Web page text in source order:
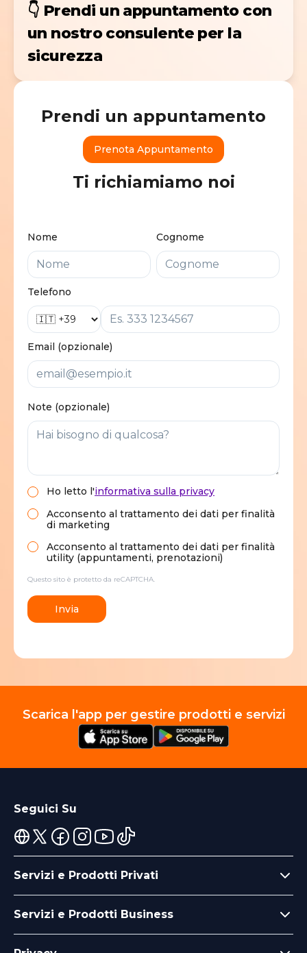
👇 Prendi un appuntamento con
un nostro consulente per la
sicurezza
Prendi un appuntamento
Prenota Appuntamento
Ti richiamiamo noi
Nome Cognome
Telefono
Email (opzionale)
Note (opzionale)
Ho letto l'informativa sulla privacy
Acconsento al trattamento dei dati per finalità
di marketing
Acconsento al trattamento dei dati per finalità
utility (appuntamenti, prenotazioni)
Questo sito è protetto da reCAPTCHA.
Invia
Scarica l'app per gestire prodotti e servizi
Seguici Su
Servizi e Prodotti Privati
Servizi e Prodotti Business